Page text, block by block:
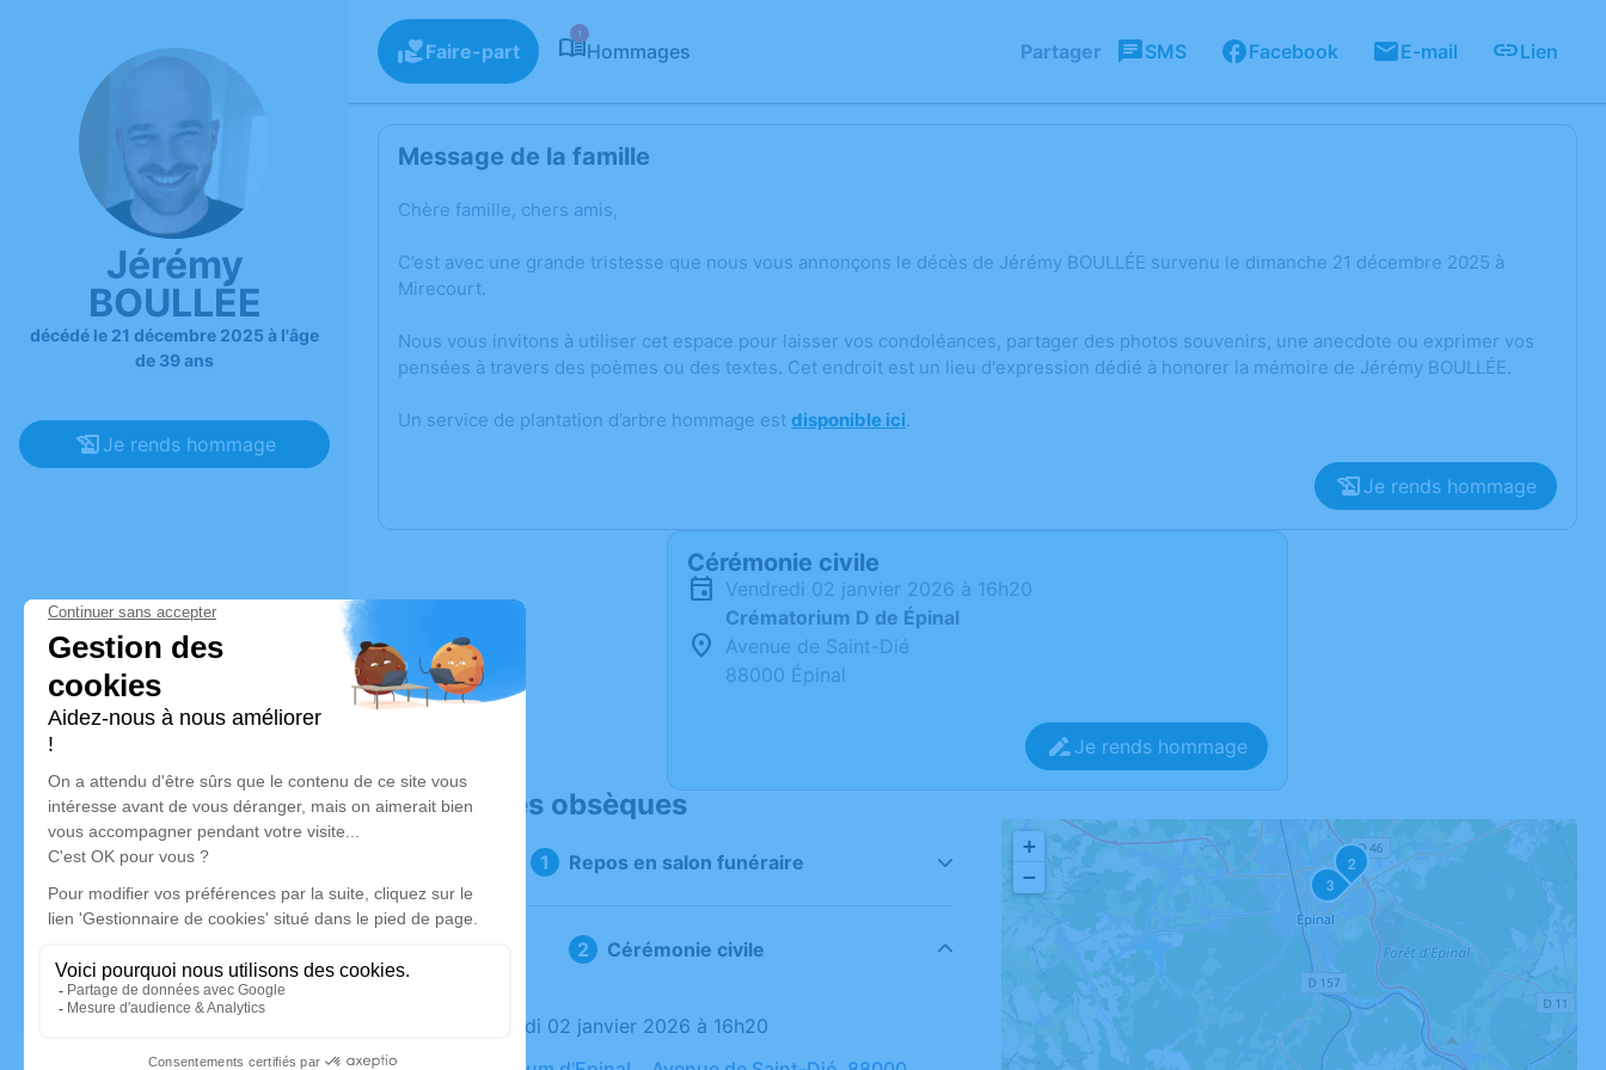
Jérémy
BOULLÉE
décédé le 21 décembre 2025 à l'âge
de 39 ans
Je rends hommage
Faire-part
1
Hommages Partager SMS Facebook E-mail Lien
Message de la famille
Chère famille, chers amis,
C’est avec une grande tristesse que nous vous annonçons le décès de Jérémy BOULLÉE survenu le dimanche 21 décembre 2025 à
Mirecourt.
Nous vous invitons à utiliser cet espace pour laisser vos condoléances, partager des photos souvenirs, une anecdote ou exprimer vos
pensées à travers des poèmes ou des textes. Cet endroit est un lieu d'expression dédié à honorer la mémoire de Jérémy BOULLÉE.
Un service de plantation d’arbre hommage est disponible ici.
Je rends hommage
Cérémonie civile
vendredi 02 janvier 2026 à 16h20
Crématorium D de Épinal
Avenue de Saint-Dié
88000 Épinal
Je rends hommage
Déroulé des obsèques
Repos en salon funéraire
Cérémonie civile
Le vendredi 02 janvier 2026 à 16h20
2
3
+
−